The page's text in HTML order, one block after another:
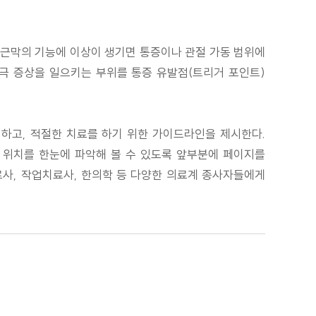
막의 기능에 이상이 생기면 통증이나 관절 가동 범위에
증상을 일으키는 부위를 통증 유발점(트리거 포인트)
고, 적절한 치료를 하기 위한 가이드라인을 제시한다.
치를 한눈에 파악해 볼 수 있도록 앞부분에 페이지를
, 작업치료사, 한의학 등 다양한 의료계 종사자들에게